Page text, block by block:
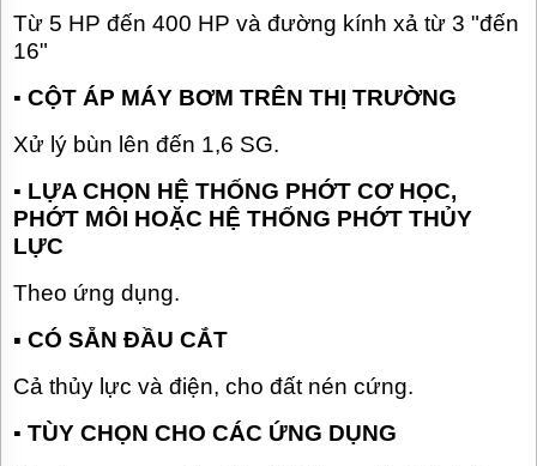
Từ 5 HP đến 400 HP và đường kính xả từ 3 "đến
16"
▪ CỘT ÁP MÁY BƠM TRÊN THỊ TRƯỜNG
Xử lý bùn lên đến 1,6 SG.
▪ LỰA CHỌN HỆ THỐNG PHỚT CƠ HỌC,
PHỚT MÔI HOẶC HỆ THỐNG PHỚT THỦY
LỰC
Theo ứng dụng.
▪ CÓ SẴN ĐẦU CẮT
Cả thủy lực và điện, cho đất nén cứng.
▪ TÙY CHỌN CHO CÁC ỨNG DỤNG